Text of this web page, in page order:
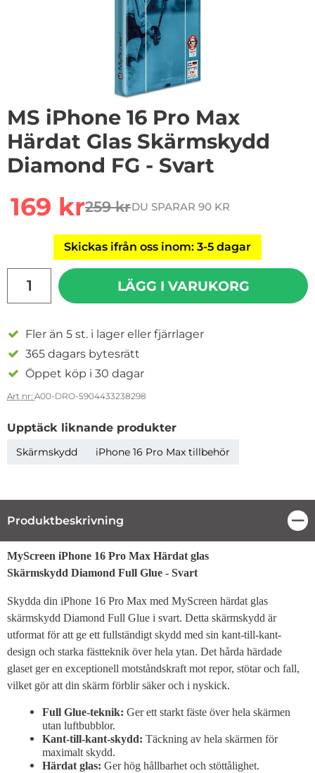
MS iPhone 16 Pro Max
Härdat Glas Skärmskydd
Diamond FG - Svart
rea pris
169 krtidigare pris
259 krDU SPARAR 90 KR
Skickas ifrån oss inom: 3-5 dagar
LÄGG I VARUKORG
Fler än 5 st. i lager eller fjärrlager
365 dagars bytesrätt
Öppet köp i 30 dagar
Art nr: A00-DRO-5904433238298
Upptäck liknande produkter
Skärmskydd iPhone 16 Pro Max tillbehör
Produktbeskrivning
Produktbeskrivning
MyScreen iPhone 16 Pro Max Härdat glas
Skärmskydd Diamond Full Glue - Svart
Skydda din iPhone 16 Pro Max med MyScreen härdat glas
skärmskydd Diamond Full Glue i svart. Detta skärmskydd är
utformat för att ge ett fullständigt skydd med sin kant-till-kant-
design och starka fästteknik över hela ytan. Det hårda härdade
glaset ger en exceptionell motståndskraft mot repor, stötar och fall,
vilket gör att din skärm förblir säker och i nyskick.
Full Glue-teknik: Ger ett starkt fäste över hela skärmen
utan luftbubblor.
Kant-till-kant-skydd: Täckning av hela skärmen för
maximalt skydd.
Härdat glas: Ger hög hållbarhet och stöttålighet.